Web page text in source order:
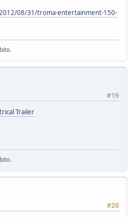
08/31/troma-entertainment-150-
#19
Trailer
#20